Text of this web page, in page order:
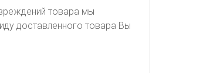
товара мы
доставленного товара Вы